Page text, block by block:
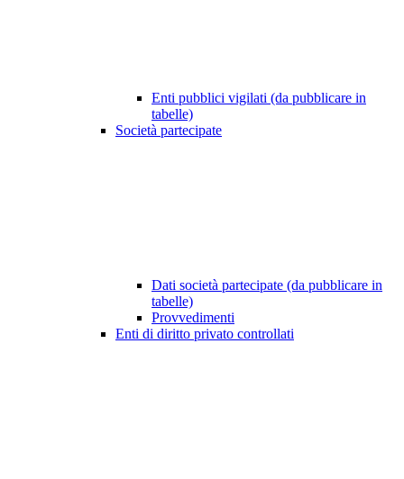
Enti pubblici vigilati (da pubblicare in
tabelle)
Società partecipate
Dati società partecipate (da pubblicare in
tabelle)
Provvedimenti
Enti di diritto privato controllati